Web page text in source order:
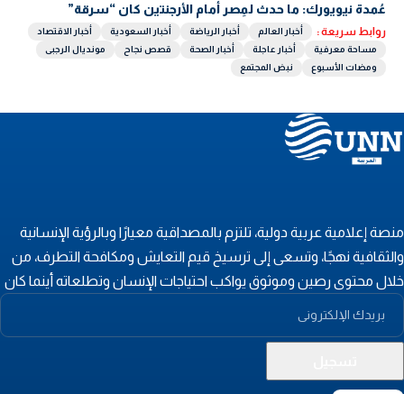
عُمدة نيويورك: ما حدث لمِصر أمام الأرجنتين كان “سرقة”
روابط سريعة : أخبار العالم أخبار الرياضة أخبار السعودية
أخبار الاقتصاد
مساحة معرفية
أخبار عاجلة أخبار الصحة قصص نجاح
مونديال الرجبى
ومضات الأسبوع
نبض المجتمع
إعلامية عربية دولية، تلتزم بالمصداقية معيارًا وبالرؤية الإنسانية
نهجًا، وتسعى إلى ترسيخ قيم التعايش ومكافحة التطرف، من
محتوى رصين وموثوق يواكب احتياجات الإنسان وتطلعاته أينما كان